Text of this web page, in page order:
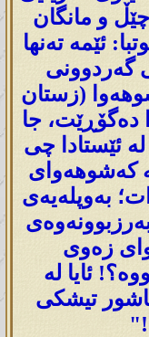
چێڵ و مانگان
ئێمە تەنها
گەردوونی
(زستان
دەگۆڕێت، جا
ئێستادا چی
کەشوهەوای
بەوپلەیەی
زەوی
ئایا لە
تیشکی